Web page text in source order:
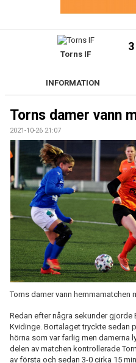
TORNHUSET
MATCH
KALENDER
PRISER
BILDGALLERI
KONTAKT
DOKUMENT
Torns IF
INFORMATION
Torns damer vann
2021-10-26 21:07
Torns damer vann hemmamatchen
Redan efter några sekunder gjorde
Kvidinge. Bortalaget tryckte sedan
hörna som var farlig men damerna
delen av matchen kontrollerade
av första och sedan 3-0 cirka 15